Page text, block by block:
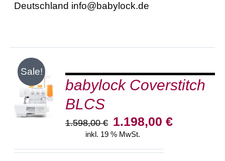
Deutschland info@babylock.de
Sale!
IN DEN
WARENKORB
/
DETAILS
babylock Coverstitch
BLCS
1.598,00€ Ursprünglicher
Preis
1.598,00 €
1.198,00€Aktueller
inkl. 19 % MwSt.